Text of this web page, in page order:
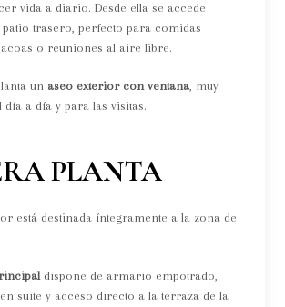
vida a diario. Desde ella se accede
trasero, perfecto para comidas
o reuniones al aire libre.
un aseo exterior con ventana, muy
a día y para las visitas.
PLANTA
está destinada íntegramente a la zona de
dispone de armario empotrado,
suite y acceso directo a la terraza de la